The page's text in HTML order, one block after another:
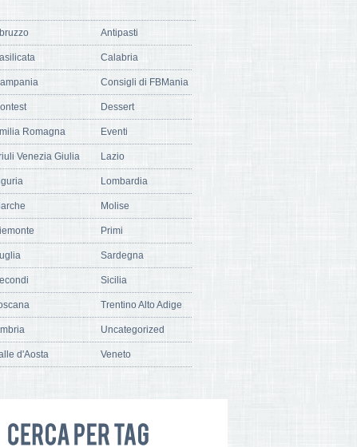
Antipasti
Calabria
Consigli di FBMania
Dessert
Romagna Eventi
Venezia Giulia Lazio
Lombardia
Molise
Primi
Sardegna
Sicilia
Trentino Alto Adige
Uncategorized
d'Aosta Veneto